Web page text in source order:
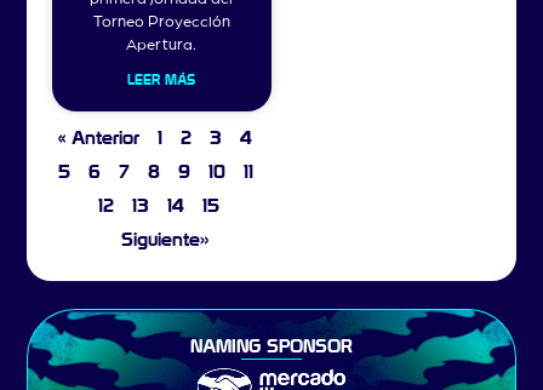
Torneo Proyección
Apertura.
LEER MÁS
« Anterior 1 2 3
4
5
6 7 8 9 10
11
12
13 14
15
Siguiente»
NAMING SPONSOR